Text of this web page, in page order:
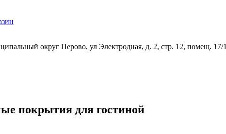
округ Перово, ул Электродная, д. 2, стр. 12, помещ. 17/1
покрытия для гостиной